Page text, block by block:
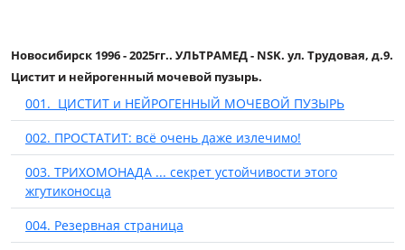
Новосибирск 1996 - 2025гг.. УЛЬТРАМЕД - NSK. ул. Трудовая, д.9.
Цистит и нейрогенный мочевой пузырь.
001. ЦИСТИТ и НЕЙРОГЕННЫЙ МОЧЕВОЙ ПУЗЫРЬ
002. ПРОСТАТИТ: всё очень даже излечимо!
003. ТРИХОМОНАДА ... секрет устойчивости этого
жгутиконосца
004. Резервная страница